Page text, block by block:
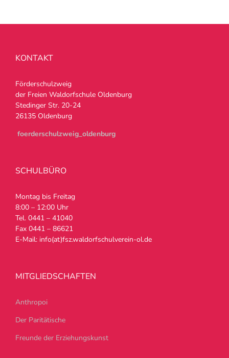
KONTAKT
Förderschulzweig
der Freien Waldorfschule Oldenburg
Stedinger Str. 20-24
26135 Oldenburg
foerderschulzweig_oldenburg
SCHULBÜRO
Montag bis Freitag
8:00 – 12:00 Uhr
Tel. 0441 – 41040
Fax 0441 – 86621
E-Mail: info(at)fsz.waldorfschulverein-ol.de
MITGLIEDSCHAFTEN
Anthropoi
Der Paritätische
Freunde der Erziehungskunst